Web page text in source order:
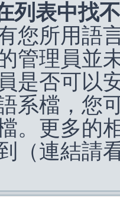
列表中找
您所用語
管理員並
是否可以
系檔，您
。更多的
（連結請